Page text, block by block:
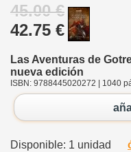
45.00 €
42.75 €
Las Aventuras de
nueva edición
ISBN: 9788445020272 | 1040
Disponible: 1 unidad